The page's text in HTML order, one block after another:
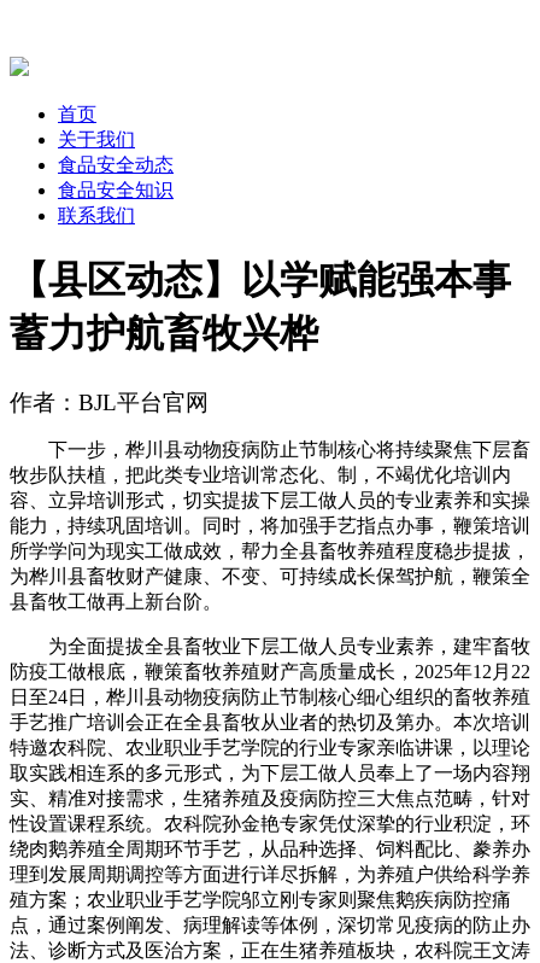
首页
关于我们
食品安全动态
食品安全知识
联系我们
【县区动态】以学赋能强本事
蓄力护航畜牧兴桦
作者：BJL平台官网
下一步，桦川县动物疫病防止节制核心将持续聚焦下层畜
牧步队扶植，把此类专业培训常态化、制，不竭优化培训内
容、立异培训形式，切实提拔下层工做人员的专业素养和实操
能力，持续巩固培训。同时，将加强手艺指点办事，鞭策培训
所学学问为现实工做成效，帮力全县畜牧养殖程度稳步提拔，
为桦川县畜牧财产健康、不变、可持续成长保驾护航，鞭策全
县畜牧工做再上新台阶。
为全面提拔全县畜牧业下层工做人员专业素养，建牢畜牧
防疫工做根底，鞭策畜牧养殖财产高质量成长，2025年12月22
日至24日，桦川县动物疫病防止节制核心细心组织的畜牧养殖
手艺推广培训会正在全县畜牧从业者的热切及第办。本次培训
特邀农科院、农业职业手艺学院的行业专家亲临讲课，以理论
取实践相连系的多元形式，为下层工做人员奉上了一场内容翔
实、精准对接需求，生猪养殖及疫病防控三大焦点范畴，针对
性设置课程系统。农科院孙金艳专家凭仗深挚的行业积淀，环
绕肉鹅养殖全周期环节手艺，从品种选择、饲料配比、豢养办
理到发展周期调控等方面进行详尽拆解，为养殖户供给科学养
殖方案；农业职业手艺学院邬立刚专家则聚焦鹅疾病防控痛
点，通过案例阐发、病理解读等体例，深切常见疫病的防止办
法、诊断方式及医治方案，正在生猪养殖板块，农科院王文涛